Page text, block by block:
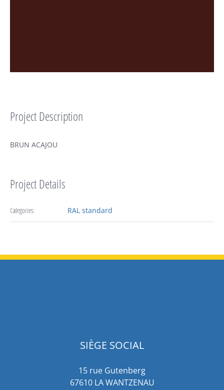
Project Description
BRUN ACAJOU
Project Details
Categories: RAL standard
SIÈGE SOCIAL
15 rue Gutenberg
67610 LA WANTZENAU